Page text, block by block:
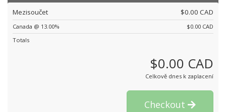
Mezisoučet $0.00 CAD
Canada @ 13.00%
$0.00 CAD
Totals
$0.00 CAD
Celkově dnes k zaplacení
Checkout